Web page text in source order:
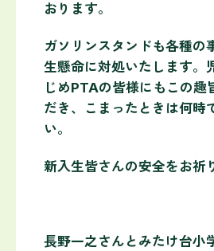
おります。
ガソリンスタンドも各種の
生懸命に対処いたします。
じめPTAの皆様にもこの趣
だき、こまったときは何時
い。
新入生皆さんの安全をお祈
長野一之さんとみたけ台